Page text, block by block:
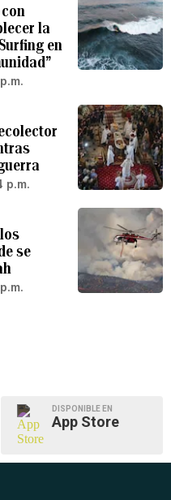
la
en
p.m.
se
DISPONIBLE EN
App Store